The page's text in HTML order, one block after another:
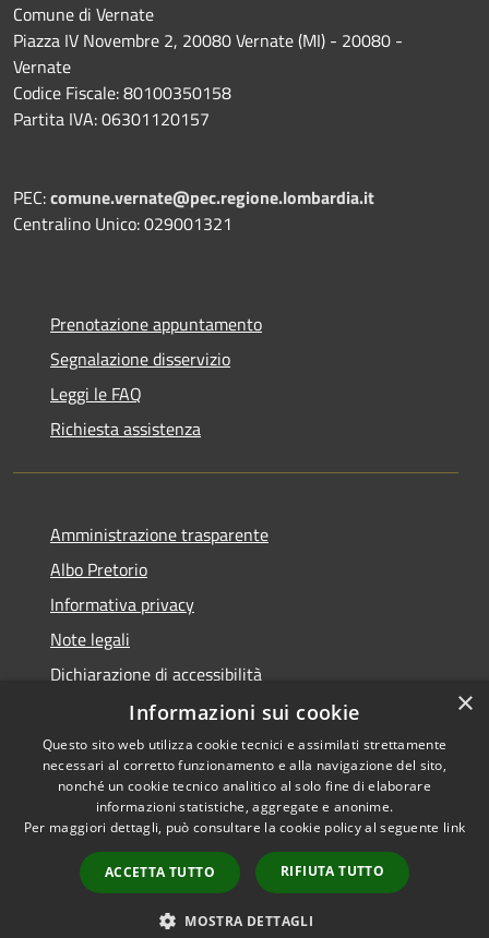
Comune di Vernate
Piazza IV Novembre 2, 20080 Vernate (MI) - 20080 -
Vernate
Codice Fiscale: 80100350158
Partita IVA: 06301120157
PEC:comune.vernate@pec.regione.lombardia.it
Centralino Unico: 029001321
Prenotazione appuntamento
Segnalazione disservizio
Leggi le FAQ
Richiesta assistenza
Amministrazione trasparente
Albo Pretorio
Informativa privacy
Note legali
Dichiarazione di accessibilità
Accessibilità
Privacy
Mappa del sito
×
Informazioni sui cookie
Questo sito web utilizza cookie tecnici e assimilati strettamente
necessari al corretto funzionamento e alla navigazione del sito,
nonché un cookie tecnico analitico al solo fine di elaborare
informazioni statistiche, aggregate e anonime.
Per maggiori dettagli, può consultare la cookie policy al seguente link
ACCETTA TUTTO RIFIUTA TUTTO
MOSTRA DETTAGLI